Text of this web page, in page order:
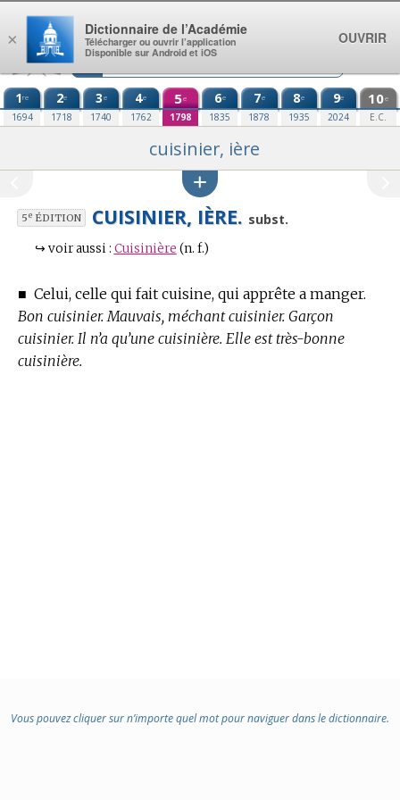
Aller au contenu
1re
1694
2e
1718
3e
1740
4e
1762
5e
1798
6e
1835
7e
1878
8e
1935
9e
2024
10e
E.C.
cuisinier, ière
5eÉDITION CUISINIER, IÈRE. subst.
↪ voir aussi : Cuisinière (n. f.)
■ Celui, celle qui fait cuisine, qui apprête a manger.
Bon cuisinier. Mauvais, méchant cuisinier. Garçon
cuisinier. Il n’a qu’une cuisinière. Elle est très-bonne
cuisinière.
Vous pouvez cliquer sur n’importe quel mot pour naviguer dans le dictionnaire.
×
Dictionnaire de l’Académie
Télécharger ou ouvrir l’application
Disponible sur Android et iOS
OUVRIR